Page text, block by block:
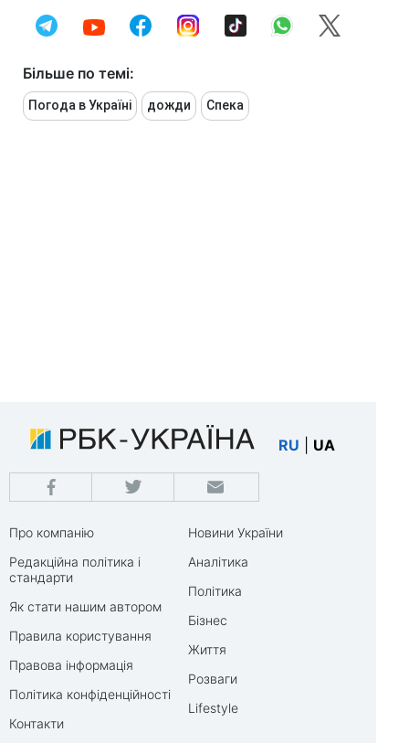
Більше по темі:
Погода в Україні дожди Спека
RU UA
Про компанію
Редакційна політика і
стандарти
Як стати нашим автором
Правила користування
Правова інформація
Політика конфіденційності
Контакти
Новини України
Аналітика
Політика
Бізнес
Життя
Розваги
Lifestyle